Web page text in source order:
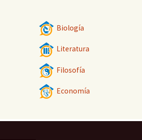
Biología
Literatura
Filosofía
Economía